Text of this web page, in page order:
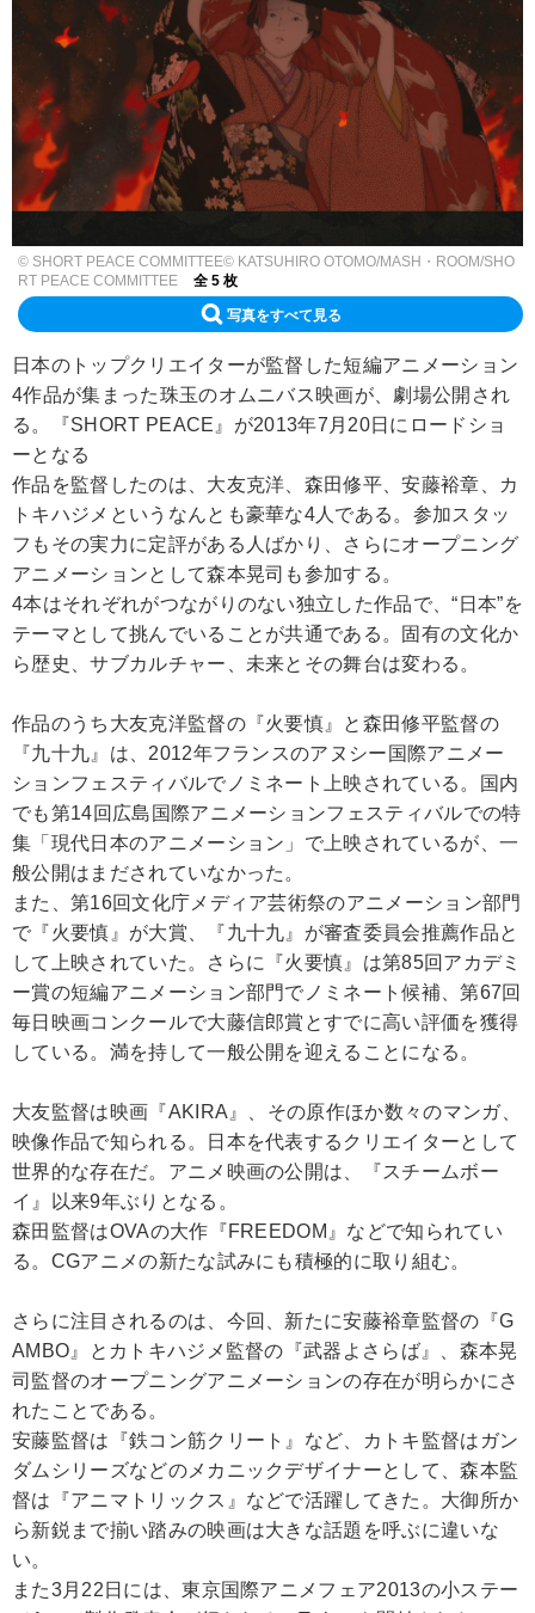
© SHORT PEACE COMMITTEE© KATSUHIRO OTOMO/MASH・ROOM/SHO
RT PEACE COMMITTEE
全 5 枚
写真をすべて見る
日本のトップクリエイターが監督した短編アニメーション
4作品が集まった珠玉のオムニバス映画が、劇場公開され
る。『SHORT PEACE』が2013年7月20日にロードショ
ーとなる
作品を監督したのは、大友克洋、森田修平、安藤裕章、カ
トキハジメというなんとも豪華な4人である。参加スタッ
フもその実力に定評がある人ばかり、さらにオープニング
アニメーションとして森本晃司も参加する。
4本はそれぞれがつながりのない独立した作品で、“日本”を
テーマとして挑んでいることが共通である。固有の文化か
ら歴史、サブカルチャー、未来とその舞台は変わる。
作品のうち大友克洋監督の『火要慎』と森田修平監督の
『九十九』は、2012年フランスのアヌシー国際アニメー
ションフェスティバルでノミネート上映されている。国内
でも第14回広島国際アニメーションフェスティバルでの特
集「現代日本のアニメーション」で上映されているが、一
般公開はまだされていなかった。
また、第16回文化庁メディア芸術祭のアニメーション部門
で『火要慎』が大賞、『九十九』が審査委員会推薦作品と
して上映されていた。さらに『火要慎』は第85回アカデミ
ー賞の短編アニメーション部門でノミネート候補、第67回
毎日映画コンクールで大藤信郎賞とすでに高い評価を獲得
している。満を持して一般公開を迎えることになる。
大友監督は映画『AKIRA』、その原作ほか数々のマンガ、
映像作品で知られる。日本を代表するクリエイターとして
世界的な存在だ。アニメ映画の公開は、『スチームボー
イ』以来9年ぶりとなる。
森田監督はOVAの大作『FREEDOM』などで知られてい
る。CGアニメの新たな試みにも積極的に取り組む。
さらに注目されるのは、今回、新たに安藤裕章監督の『G
AMBO』とカトキハジメ監督の『武器よさらば』、森本晃
司監督のオープニングアニメーションの存在が明らかにさ
れたことである。
安藤監督は『鉄コン筋クリート』など、カトキ監督はガン
ダムシリーズなどのメカニックデザイナーとして、森本監
督は『アニマトリックス』などで活躍してきた。大御所か
ら新鋭まで揃い踏みの映画は大きな話題を呼ぶに違いな
い。
また3月22日には、東京国際アニメフェア2013の小ステー